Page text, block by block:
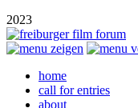
2023
home
call for entries
about